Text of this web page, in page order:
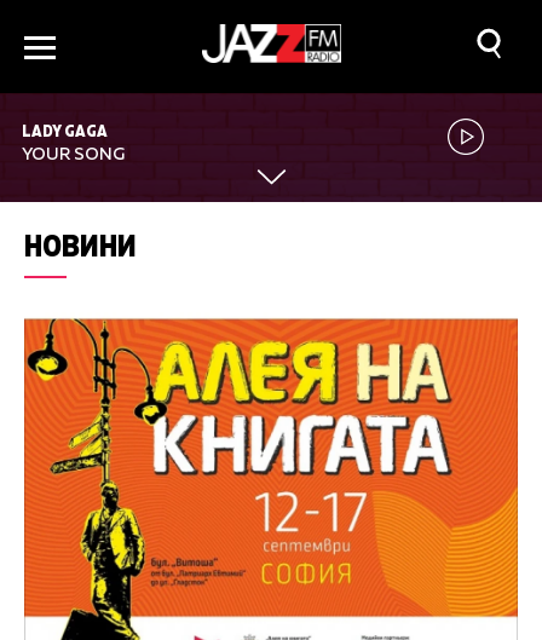
LADY GAGA
YOUR SONG
НОВИНИ